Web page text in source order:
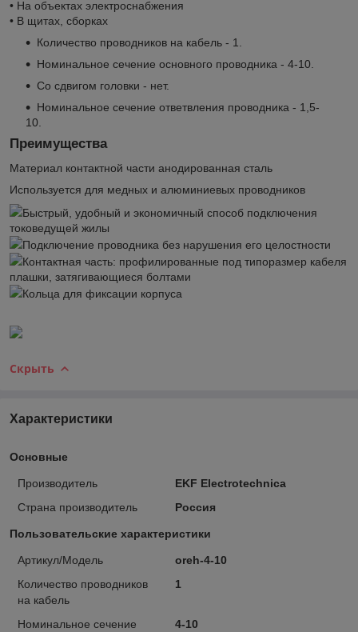
• На объектах электроснабжения
• В щитах, сборках
Количество проводников на кабель - 1.
Номинальное сечение основного проводника - 4-10.
Со сдвигом головки - нет.
Номинальное сечение ответвления проводника - 1,5-
10.
Преимущества
Материал контактной части анодированная сталь
Используется для медных и алюминиевых проводников
Быстрый, удобный и экономичный способ подключения
токоведущей жилы
Подключение проводника без нарушения его целостности
Контактная часть: профилированные под типоразмер кабеля
плашки, затягивающиеся болтами
Кольца для фиксации корпуса
Скрыть
Характеристики
Основные
Производитель
EKF Electrotechnica
Страна производитель
Россия
Пользовательские характеристики
Артикул/Модель
oreh-4-10
Количество проводников
на кабель
1
Номинальное сечение 4-10